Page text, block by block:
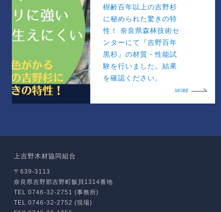
樹齢百年以上の吉野杉
に秘められた驚きの特
性！ 奈良県森林技術セ
ンターにて『吉野百年
黒杉』の材質・性能試
験を行いました。結果
を確認ください。
MORE
上吉野木材協同組合
〒639-3113
奈良県吉野郡吉野町飯貝1314番地
TEL 0746-32-2751 (事務所)
TEL 0746-32-2752 (現場)